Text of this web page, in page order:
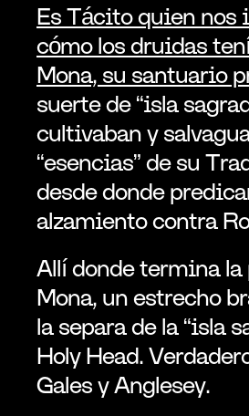
Es Tácito quien nos
cómo los druidas
Mona, su santuario
suerte de “isla
cultivaban y
“esencias” de su
desde donde
alzamiento contra
Allí donde termina
Mona, un estrecho
la separa de la “isla
Holy Head.
Gales y Anglesey.